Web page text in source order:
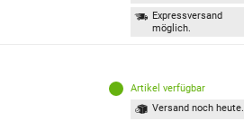
Expressversand
möglich.
Artikel verfügbar
Versand noch heute.